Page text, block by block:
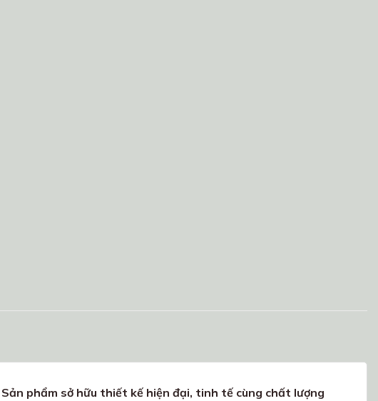
phẩm sở hữu thiết kế hiện đại, tinh tế cùng chất lượng